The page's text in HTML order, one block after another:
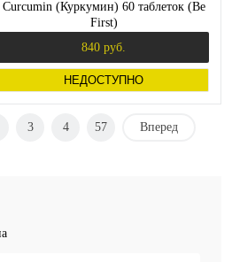
Curcumin (Куркумин) 60 таблеток (Be
First)
840 руб.
НЕДОСТУПНО
3 4 57 Вперед